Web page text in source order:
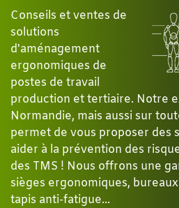
Conseils et ventes de
solutions
d'aménagement
ergonomiques de
postes de travail
production et tertiaire. Notre
Normandie, mais aussi sur
permet de vous proposer des
aider à la prévention des
des TMS ! Nous offrons une
sièges ergonomiques,
tapis anti-fatigue...